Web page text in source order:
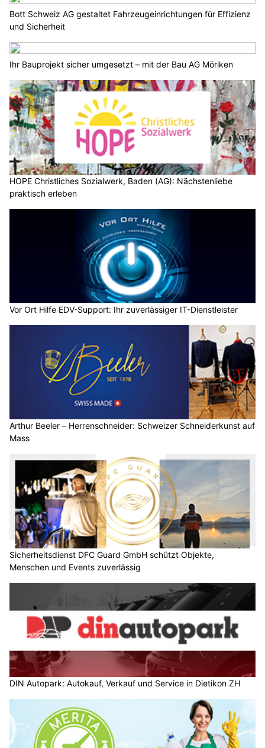
Bott Schweiz AG gestaltet Fahrzeugeinrichtungen für Effizienz
und Sicherheit
Ihr Bauprojekt sicher umgesetzt – mit der Bau AG Möriken
HOPE Christliches Sozialwerk, Baden (AG): Nächstenliebe
praktisch erleben
Vor Ort Hilfe EDV-Support: Ihr zuverlässiger IT-Dienstleister
Arthur Beeler – Herrenschneider: Schweizer Schneiderkunst auf
Mass
Sicherheitsdienst DFC Guard GmbH schützt Objekte,
Menschen und Events zuverlässig
DIN Autopark: Autokauf, Verkauf und Service in Dietikon ZH